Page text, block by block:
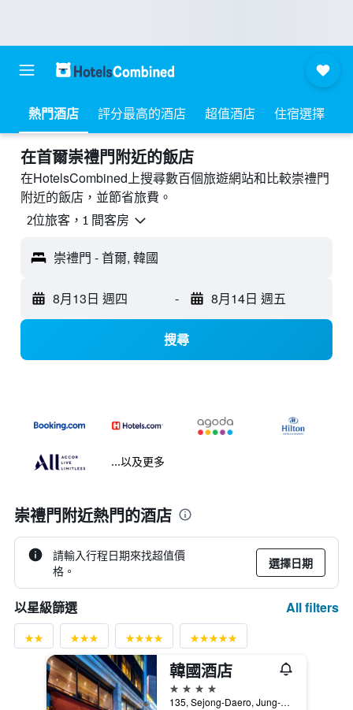
熱門酒店 評分最高的酒店 超值酒店 住宿選擇
​在首爾崇禮門附近​的飯店
在HotelsCombined上搜尋數百個旅遊網站和比較崇禮門
附近的飯店，並節省旅費。
2位旅客，1 間客房
崇禮門 - 首爾, 韓國
8月13日 週四 - 8月14日 週五
搜尋
...以及更多
崇禮門附近熱門的酒店
請輸入行程日期來找超值價
格。
選擇日期
以星級篩選 All filters
韓國酒店
4星級
135, Sejong-Daero, Jung-gu, 首爾, 韓國